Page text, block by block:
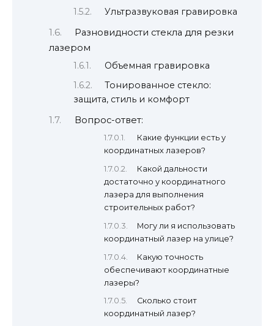
Ультразвуковая гравировка
Разновидности стекла для резки
лазером
Объемная гравировка
Тонированное стекло:
защита, стиль и комфорт
Вопрос-ответ:
Какие функции есть у
координатных лазеров?
Какой дальности
достаточно у координатного
лазера для выполнения
строительных работ?
Могу ли я использовать
координатный лазер на улице?
Какую точность
обеспечивают координатные
лазеры?
Сколько стоит
координатный лазер?